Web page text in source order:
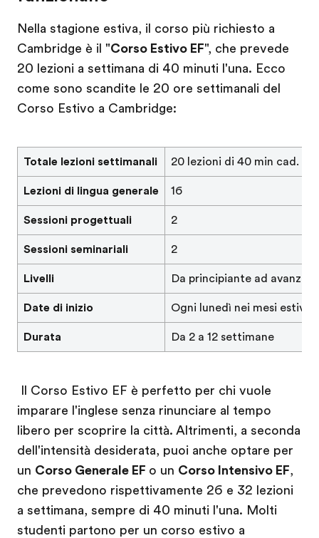
Nella stagione estiva, il corso più richiesto a
Cambridge è il "Corso Estivo EF", che prevede
20 lezioni a settimana di 40 minuti l'una. Ecco
come sono scandite le 20 ore settimanali del
Corso Estivo a Cambridge:
Totale lezioni settimanali 20 lezioni di 40 min cad.
Lezioni di lingua generale 16
Sessioni progettuali 2
Sessioni seminariali 2
Livelli Da principiante ad avanzato
Date di inizio Ogni lunedì nei mesi estivi
Durata Da 2 a 12 settimane
Il Corso Estivo EF è perfetto per chi vuole
imparare l'inglese senza rinunciare al tempo
libero per scoprire la città. Altrimenti, a seconda
dell'intensità desiderata, puoi anche optare per
un Corso Generale EF o un Corso Intensivo EF,
che prevedono rispettivamente 26 e 32 lezioni
a settimana, sempre di 40 minuti l'una. Molti
studenti partono per un corso estivo a